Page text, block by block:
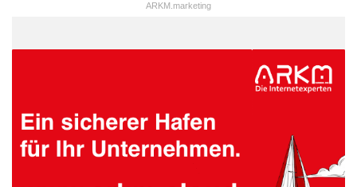
ARKM.marketing